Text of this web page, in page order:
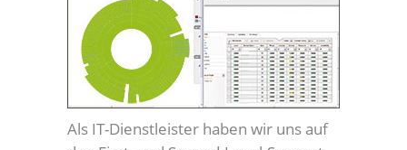
Als IT-Dienstleister haben wir uns auf